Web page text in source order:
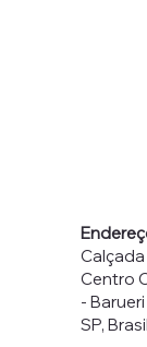
Centro
- Barueri
SP,